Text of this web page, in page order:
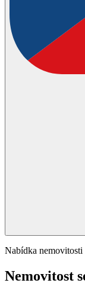
Nabídka nemovitosti
Nemovitost